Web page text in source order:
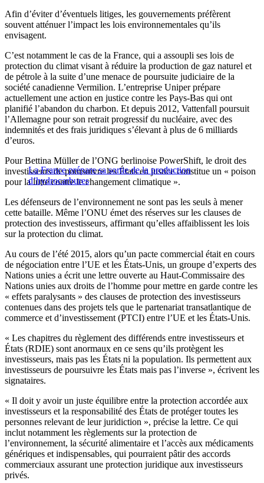
Afin d’éviter d’éventuels litiges, les gouvernements préfèrent
souvent atténuer l’impact les lois environnementales qu’ils
envisagent.
C’est notamment le cas de la France, qui a assoupli ses lois de
protection du climat visant à réduire la production de gaz naturel et
de pétrole à la suite d’une menace de poursuite judiciaire de la
société canadienne Vermilion. L’entreprise Uniper prépare
actuellement une action en justice contre les Pays-Bas qui ont
planifié l’abandon du charbon. Et depuis 2012, Vattenfall poursuit
l’Allemagne pour son retrait progressif du nucléaire, avec des
indemnités et des frais juridiques s’élevant à plus de 6 milliards
d’euros.
La France prépare sa sortie de la production
d’hydrocarbures
Pour Bettina Müller de l’ONG berlinoise PowerShift, le droit des
investisseurs de poursuivre les États en justice constitue un « poison
pour la lutte contre le changement climatique ».
Les défenseurs de l’environnement ne sont pas les seuls à mener
cette bataille. Même l’ONU émet des réserves sur les clauses de
protection des investisseurs, affirmant qu’elles affaiblissent les lois
sur la protection du climat.
Au cours de l’été 2015, alors qu’un pacte commercial était en cours
de négociation entre l’UE et les États-Unis, un groupe d’experts des
Nations unies a écrit une lettre ouverte au Haut-Commissaire des
Nations unies aux droits de l’homme pour mettre en garde contre les
« effets paralysants » des clauses de protection des investisseurs
contenues dans des projets tels que le partenariat transatlantique de
commerce et d’investissement (PTCI) entre l’UE et les États-Unis.
« Les chapitres du règlement des différends entre investisseurs et
États (RDIE) sont anormaux en ce sens qu’ils protègent les
investisseurs, mais pas les États ni la population. Ils permettent aux
investisseurs de poursuivre les États mais pas l’inverse », écrivent les
signataires.
« Il doit y avoir un juste équilibre entre la protection accordée aux
investisseurs et la responsabilité des États de protéger toutes les
personnes relevant de leur juridiction », précise la lettre. Ce qui
inclut notamment les règlements sur la protection de
l’environnement, la sécurité alimentaire et l’accès aux médicaments
génériques et indispensables, qui pourraient pâtir des accords
commerciaux assurant une protection juridique aux investisseurs
privés.